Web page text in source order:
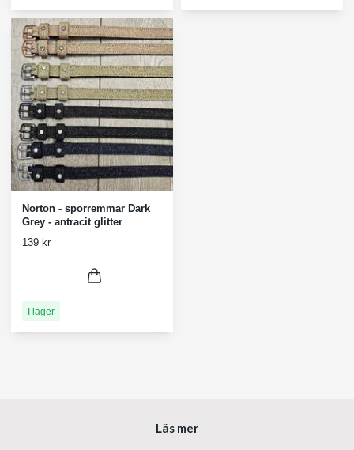
Norton - sporremmar Dark
Grey - antracit glitter
139 kr
I lager
Läs mer